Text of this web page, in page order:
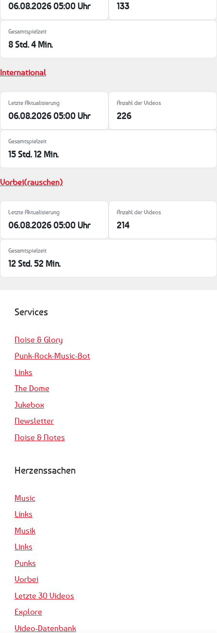
06.08.2026 05:00 Uhr 133
Gesamtspielzeit
8 Std. 4 Min.
International
Letzte Aktualisierung
06.08.2026 05:00 Uhr
Anzahl der Videos
226
Gesamtspielzeit
15 Std. 12 Min.
Vorbei(rauschen)
Letzte Aktualisierung
06.08.2026 05:00 Uhr
Anzahl der Videos
214
Gesamtspielzeit
12 Std. 52 Min.
Services
Noise & Glory
Punk-Rock-Music-Bot
Links
The Dome
Jukebox
Newsletter
Noise & Notes
Herzenssachen
Music
Links
Musik
Links
Punks
Vorbei
Letzte 30 Videos
Explore
Video-Datenbank